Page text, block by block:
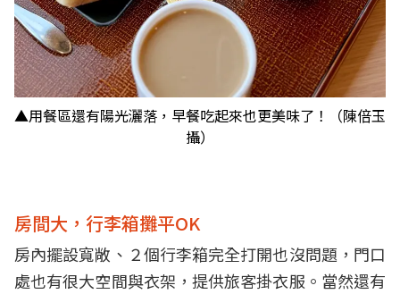
▲用餐區還有陽光灑落，早餐吃起來也更美味了！（陳倍玉
攝）
房間大，行李箱攤平OK
房內擺設寬敞、２個行李箱完全打開也沒問題，門口
處也有很大空間與衣架，提供旅客掛衣服。當然還有